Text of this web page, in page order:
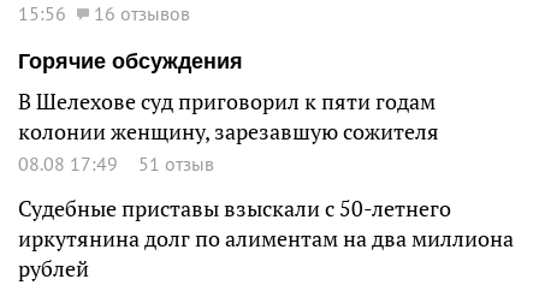
15:56
16 отзывов
Горячие обсуждения
В Шелехове суд приговорил к пяти годам
колонии женщину, зарезавшую сожителя
08.08 17:49 51 отзыв
Судебные приставы взыскали с 50-летнего
иркутянина долг по алиментам на два миллиона
рублей